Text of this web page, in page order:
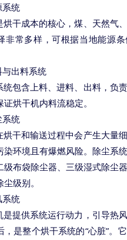
系统
烘干成本的核心，煤、天然气
非常多样，可根据当地能源
与出料系统
统包含上料、进料、出料，负
证烘干机内料流稳定。
系统
烘干和输送过程中会产生大量
染环境且有爆燃风险。除尘系
级布袋除尘器、三级湿式除尘
级别。
系统
是提供系统运行动力，引导热
，是整个烘干系统的“心脏”。